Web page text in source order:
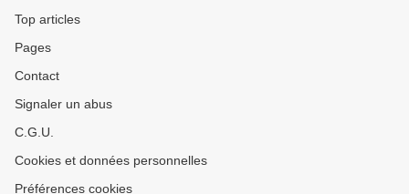
Top articles
Pages
Contact
Signaler un abus
C.G.U.
Cookies et données personnelles
Préférences cookies